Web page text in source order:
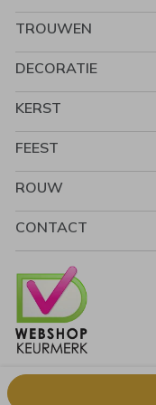
TROUWEN
DECORATIE
KERST
FEEST
ROUW
CONTACT